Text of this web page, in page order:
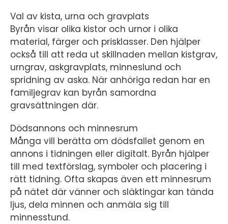
Val av kista, urna och gravplats
Byrån visar olika kistor och urnor i olika
material, färger och prisklasser. Den hjälper
också till att reda ut skillnaden mellan kistgrav,
urngrav, askgravplats, minneslund och
spridning av aska. När anhöriga redan har en
familjegrav kan byrån samordna
gravsättningen där.
Dödsannons och minnesrum
Många vill berätta om dödsfallet genom en
annons i tidningen eller digitalt. Byrån hjälper
till med textförslag, symboler och placering i
rätt tidning. Ofta skapas även ett minnesrum
på nätet där vänner och släktingar kan tända
ljus, dela minnen och anmäla sig till
minnesstund.